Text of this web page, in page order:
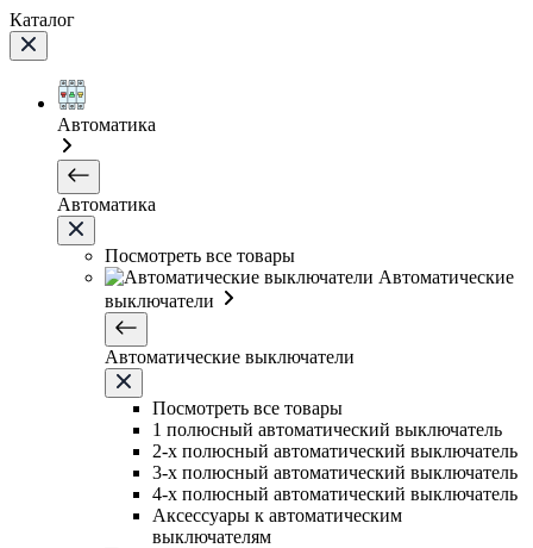
Каталог
Автоматика
Автоматика
Посмотреть все товары
Автоматические
выключатели
Автоматические выключатели
Посмотреть все товары
1 полюсный автоматический выключатель
2-х полюсный автоматический выключатель
3-х полюсный автоматический выключатель
4-х полюсный автоматический выключатель
Аксессуары к автоматическим
выключателям